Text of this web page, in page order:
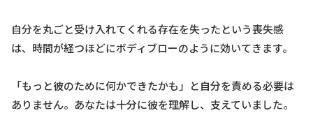
自分を丸ごと受け入れてくれる存在を失ったという喪失感
は、時間が経つほどにボディブローのように効いてきます。
「もっと彼のために何かできたかも」と自分を責める必要は
ありません。あなたは十分に彼を理解し、支えていました。